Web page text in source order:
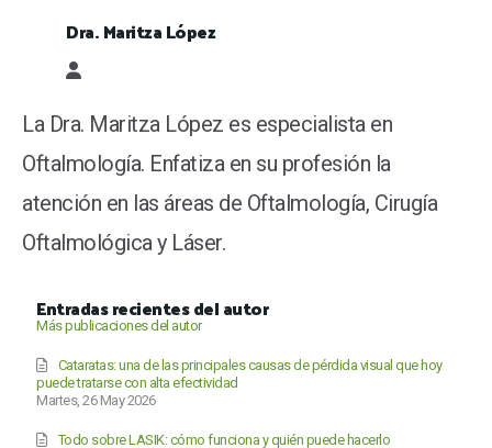
Dra. Maritza López
Dra. Maritza López
La Dra. Maritza López es especialista en
Oftalmología. Enfatiza en su profesión la
atención en las áreas de Oftalmología, Cirugía
Oftalmológica y Láser.
Entradas recientes del autor
Más publicaciones del autor
Martes, 26 May 2026
Cataratas: una de las principales causas de pérdida visual que hoy
puede tratarse con alta efectividad
Todo sobre LASIK: cómo funciona y quién puede hacerlo